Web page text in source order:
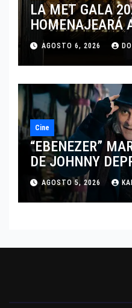
LA MET GALA
HOMENAJEARÁ
MARCANDO EL
DEL DRAMATISMO
AGOSTO 6, 2026
Cine
“EBENEZER”
DE JOHNNY
TRAS SU PASO
INDEPENDIENTE
AGOSTO 5, 2026